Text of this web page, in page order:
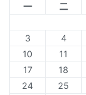
一
二
3
4
10
11
17
18
24
25